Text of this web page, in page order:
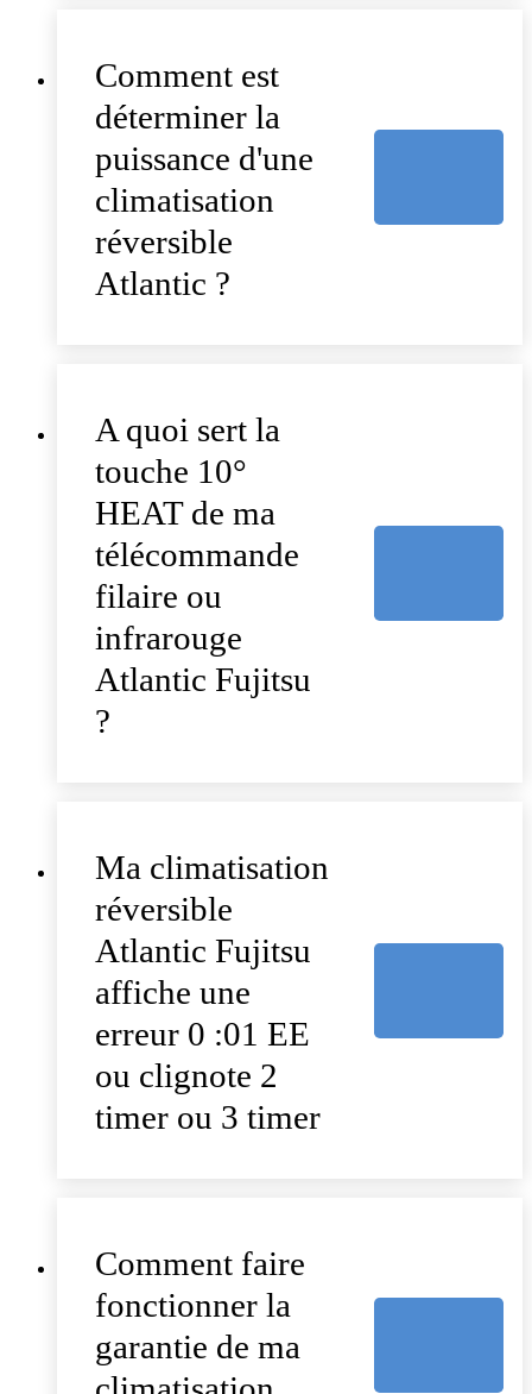
Comment est
déterminer la
puissance d'une
climatisation
réversible
Atlantic ?
A quoi sert la
touche 10°
HEAT de ma
télécommande
filaire ou
infrarouge
Atlantic Fujitsu
?
Ma climatisation
réversible
Atlantic Fujitsu
affiche une
erreur 0 :01 EE
ou clignote 2
timer ou 3 timer
Comment faire
fonctionner la
garantie de ma